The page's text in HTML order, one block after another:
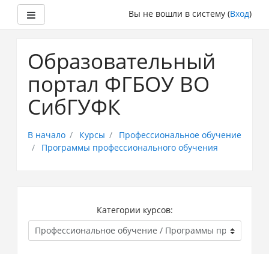
основному
Вы не вошли в систему (Вход)
Образовательный
портал ФГБОУ ВО
СибГУФК
В начало Курсы
Профессиональное обучение
Программы профессионального обучения
Категории курсов: